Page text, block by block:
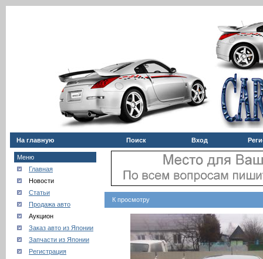
На главную Поиск Вход
Меню
Главная
Новости
Статьи
Продажа авто
Аукцион
Заказ авто из Японии
Запчасти из Японии
Регистрация
К просмотру